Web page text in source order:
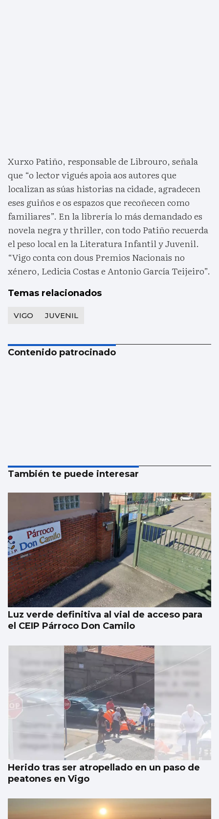
Xurxo Patiño, responsable de Librouro, señala
que “o lector vigués apoia aos autores que
localizan as súas historias na cidade, agradecen
eses guiños e os espazos que recoñecen como
familiares”. En la librería lo más demandado es
novela negra y thriller, con todo Patiño recuerda
el peso local en la Literatura Infantil y Juvenil.
“Vigo conta con dous Premios Nacionais no
xénero, Ledicia Costas e Antonio García Teijeiro”.
Temas relacionados
VIGO JUVENIL
Contenido patrocinado
También te puede interesar
Luz verde definitiva al vial de acceso para
el CEIP Párroco Don Camilo
Herido tras ser atropellado en un paso de
peatones en Vigo